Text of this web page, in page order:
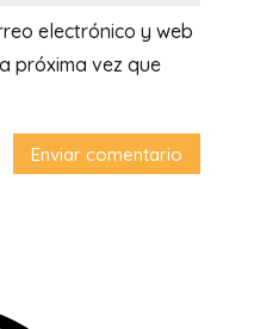
electrónico y web
próxima vez que